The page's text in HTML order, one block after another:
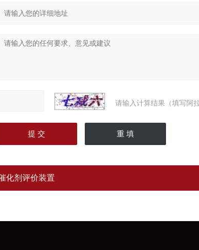
请输入计算结果（填写阿
化剂评价装置